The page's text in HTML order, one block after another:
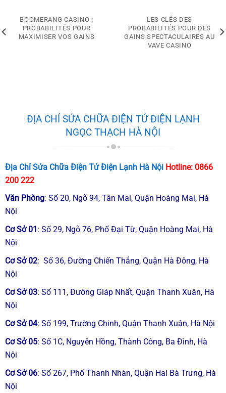
BOOMERANG CASINO :
PROBABILITÉS POUR
MAXIMISER VOS GAINS
LES CLÉS DES
PROBABILITÉS POUR DES
GAINS SPECTACULAIRES AU
VAVE CASINO
ĐỊA CHỈ SỬA CHỮA ĐIỆN TỬ ĐIỆN LẠNH
NGỌC THẠCH HÀ NỘI
Địa Chỉ Sửa Chữa Điện Tử Điện Lạnh Hà Nội Hotline: 0866
200 222
Văn Phòng: Số 20, Ngõ 94, Tân Mai, Quận Hoàng Mai, Hà
Nội
Cơ Sở 01: Số 29, Ngõ 76, Phố Đại Từ, Quận Hoàng Mai, Hà
Nội
Cơ Sở 02: Số 36, Đường Chiến Thắng, Quận Hà Đông, Hà
Nội
Cơ Sở 03: Số 111, Đường Giáp Nhất, Quận Thanh Xuân, Hà
Nội
Cơ Sở 04: Số 199, Trường Chinh, Quận Thanh Xuân, Hà Nội
Cơ Sở 05: Số 1C, Nguyên Hồng, Thành Công, Ba Đình, Hà
Nội
Cơ Sở 06: Số 267, Phố Thanh Nhàn, Quận Hai Bà Trưng, Hà
Nội